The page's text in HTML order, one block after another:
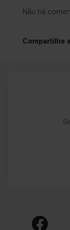
Não há
Compartilhe